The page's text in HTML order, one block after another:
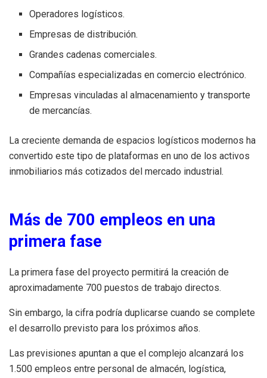
Operadores logísticos.
Empresas de distribución.
Grandes cadenas comerciales.
Compañías especializadas en comercio electrónico.
Empresas vinculadas al almacenamiento y transporte
de mercancías.
La creciente demanda de espacios logísticos modernos ha
convertido este tipo de plataformas en uno de los activos
inmobiliarios más cotizados del mercado industrial.
Más de 700 empleos en una
primera fase
La primera fase del proyecto permitirá la creación de
aproximadamente 700 puestos de trabajo directos.
Sin embargo, la cifra podría duplicarse cuando se complete
el desarrollo previsto para los próximos años.
Las previsiones apuntan a que el complejo alcanzará los
1.500 empleos entre personal de almacén, logística,